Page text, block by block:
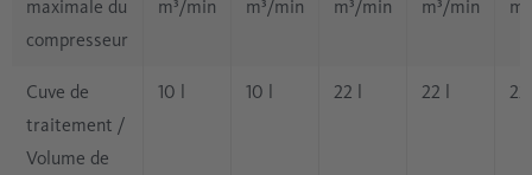
maximale du
compresseur
m³/min
m³/min
m³/min
m³/min
Cuve de
traitement /
Volume de
10 l 10 l 22 l 22 l